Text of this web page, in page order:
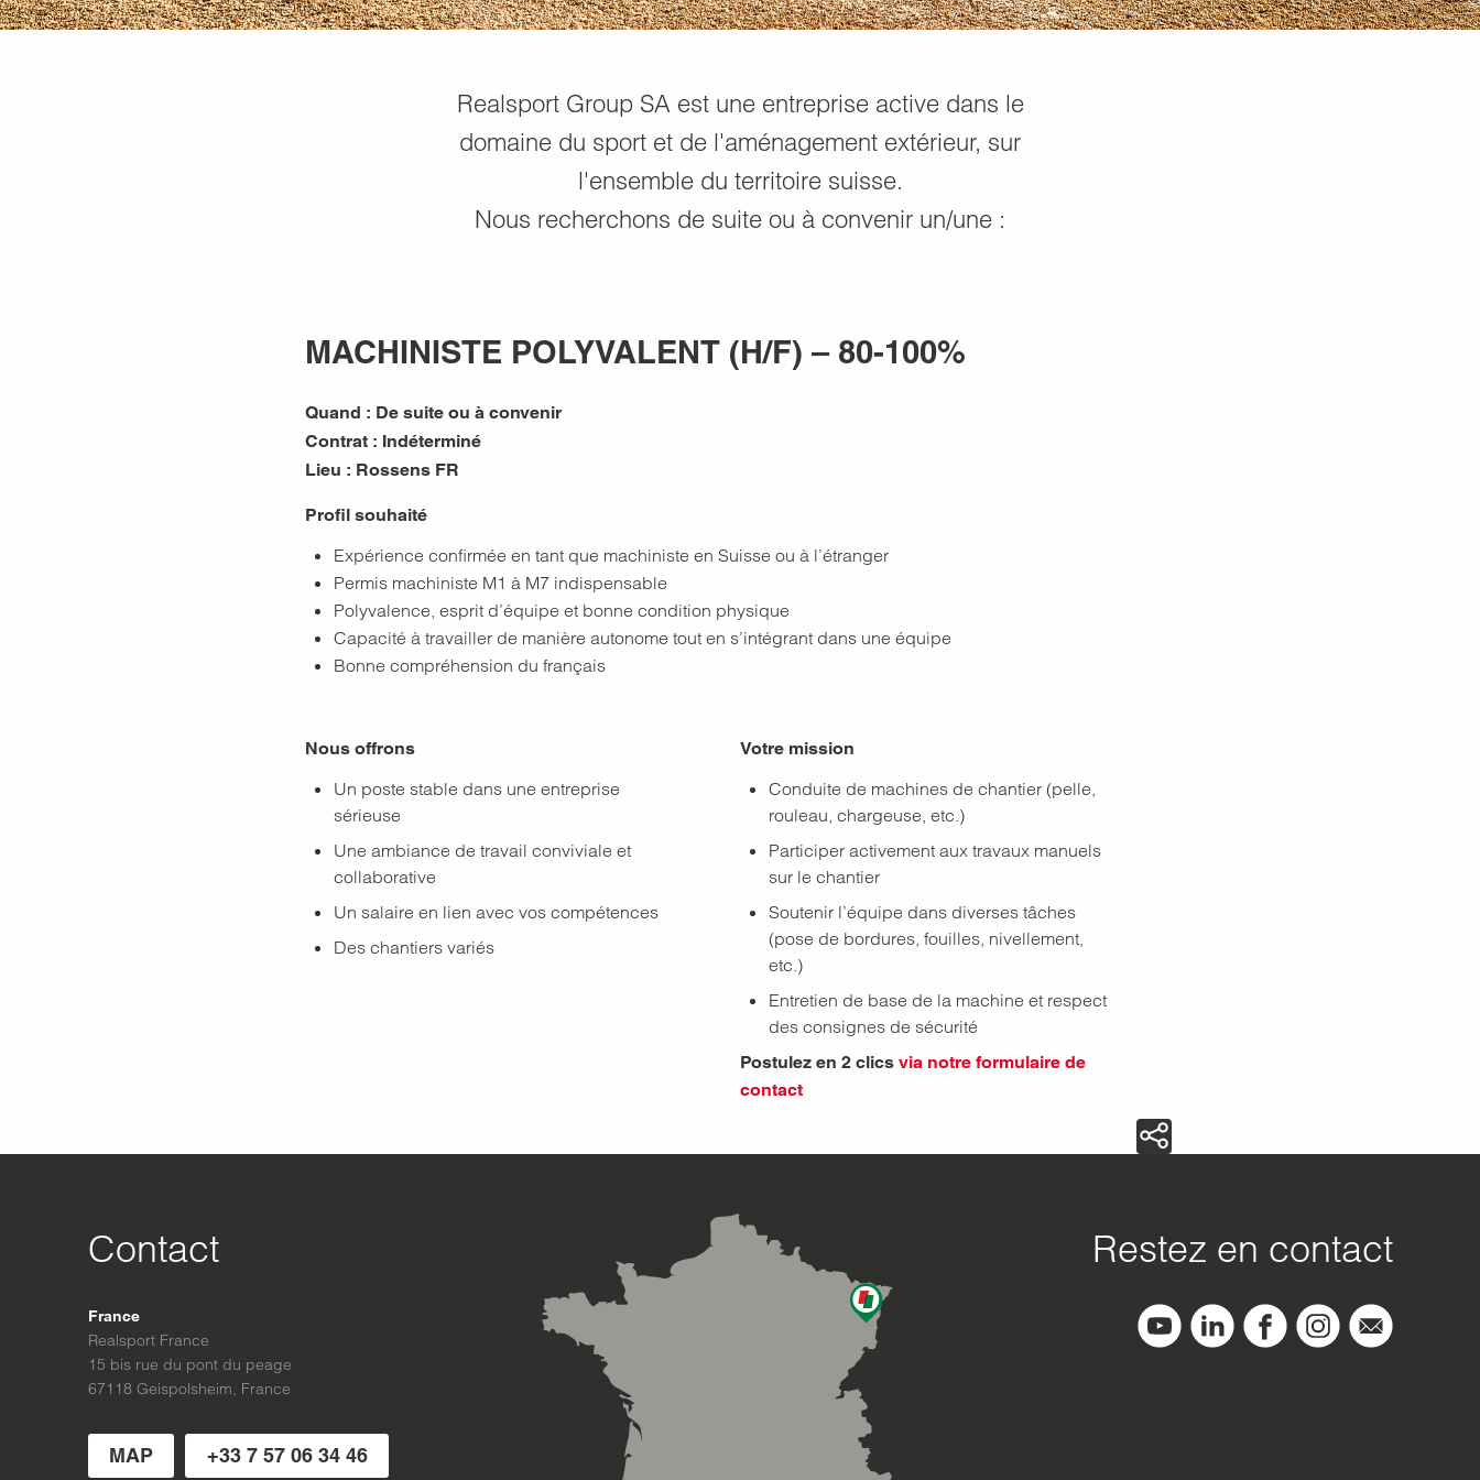
Realsport Group SA est une entreprise active dans le
domaine du sport et de l'aménagement extérieur, sur
l'ensemble du territoire suisse.
Nous recherchons de suite ou à convenir un/une :
MACHINISTE POLYVALENT (H/F) – 80-100%
Quand : De suite ou à convenir
Contrat : Indéterminé
Lieu : Rossens FR
Profil souhaité
Expérience confirmée en tant que machiniste en Suisse ou à l’étranger
Permis machiniste M1 à M7 indispensable
Polyvalence, esprit d’équipe et bonne condition physique
Capacité à travailler de manière autonome tout en s’intégrant dans une équipe
Bonne compréhension du français
Nous offrons
Un poste stable dans une entreprise
sérieuse
Une ambiance de travail conviviale et
collaborative
Un salaire en lien avec vos compétences
Des chantiers variés
Votre mission
Conduite de machines de chantier (pelle,
rouleau, chargeuse, etc.)
Participer activement aux travaux manuels
sur le chantier
Soutenir l’équipe dans diverses tâches
(pose de bordures, fouilles, nivellement,
etc.)
Entretien de base de la machine et respect
des consignes de sécurité
Postulez en 2 clics via notre formulaire de
contact
Contact
France
Realsport France
15 bis rue du pont du peage
67118 Geispolsheim, France
MAP +33 7 57 06 34 46
Restez en contact